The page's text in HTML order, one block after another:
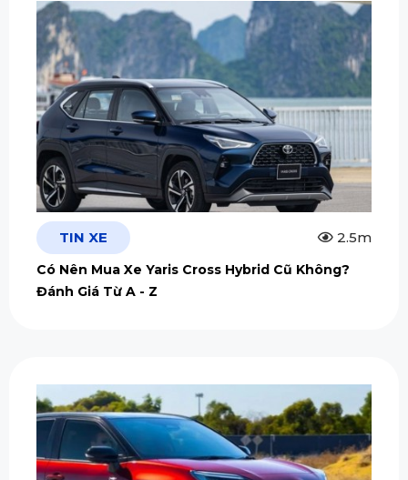
TIN XE 2.5m
Có Nên Mua Xe Yaris Cross Hybrid Cũ Không?
Đánh Giá Từ A - Z